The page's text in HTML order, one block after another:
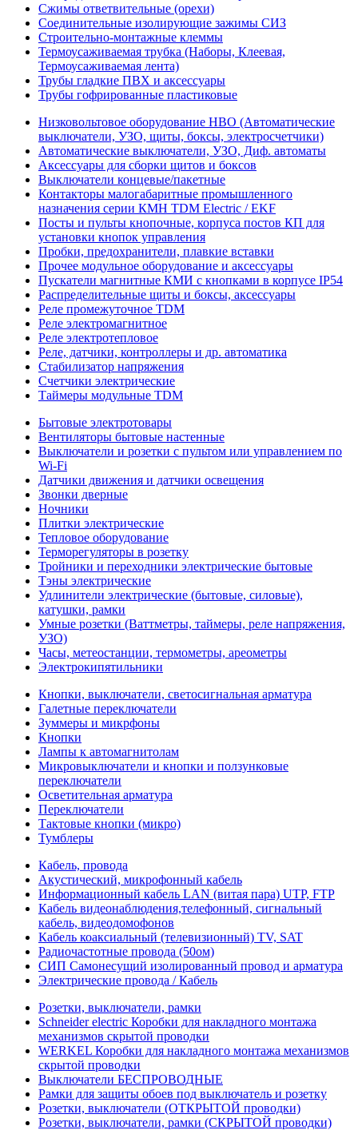
Сжимы ответвительные (орехи)
Соединительные изолирующие зажимы СИЗ
Строительно-монтажные клеммы
Термоусаживаемая трубка (Наборы, Клеевая,
Термоусаживаемая лента)
Трубы гладкие ПВХ и аксессуары
Трубы гофрированные пластиковые
Низковольтовое оборудование НВО (Автоматические
выключатели, УЗО, щиты, боксы, электросчетчики)
Автоматические выключатели, УЗО, Диф. автоматы
Аксессуары для сборки щитов и боксов
Выключатели концевые/пакетные
Контакторы малогабаритные промышленного
назначения серии КМН TDM Electric / EKF
Посты и пульты кнопочные, корпуса постов КП для
установки кнопок управления
Пробки, предохранители, плавкие вставки
Прочее модульное оборудование и аксессуары
Пускатели магнитные КМИ с кнопками в корпусе IP54
Распределительные щиты и боксы, аксессуары
Реле промежуточное TDM
Реле электромагнитное
Реле электротепловое
Реле, датчики, контроллеры и др. автоматика
Стабилизатор напряжения
Счетчики электрические
Таймеры модульные TDM
Бытовые электротовары
Вентиляторы бытовые настенные
Выключатели и розетки с пультом или управлением по
Wi-Fi
Датчики движения и датчики освещения
Звонки дверные
Ночники
Плитки электрические
Тепловое оборудование
Терморегуляторы в розетку
Тройники и переходники электрические бытовые
Тэны электрические
Удлинители электрические (бытовые, силовые),
катушки, рамки
Умные розетки (Ваттметры, таймеры, реле напряжения,
УЗО)
Часы, метеостанции, термометры, ареометры
Электрокипятильники
Кнопки, выключатели, светосигнальная арматура
Галетные переключатели
Зуммеры и микрфоны
Кнопки
Лампы к автомагнитолам
Микровыключатели и кнопки и ползунковые
переключатели
Осветительная арматура
Переключатели
Тактовые кнопки (микро)
Тумблеры
Кабель, провода
Акустический, микрофонный кабель
Информационный кабель LAN (витая пара) UTP, FTP
Кабель видеонаблюдения,телефонный, сигнальный
кабель, видеодомофонов
Кабель коаксиальный (телевизионный) TV, SAT
Радиочастотные провода (50ом)
СИП Самонесущий изолированный провод и арматура
Электрические провода / Кабель
Розетки, выключатели, рамки
Schneider electric Коробки для накладного монтажа
механизмов скрытой проводки
WERKEL Коробки для накладного монтажа механизмов
скрытой проводки
Выключатели БЕСПРОВОДНЫЕ
Рамки для защиты обоев под выключатель и розетку
Розетки, выключатели (ОТКРЫТОЙ проводки)
Розетки, выключатели, рамки (СКРЫТОЙ проводки)